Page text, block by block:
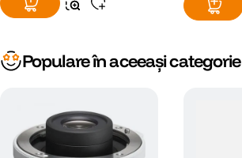
Populare în aceeași categorie